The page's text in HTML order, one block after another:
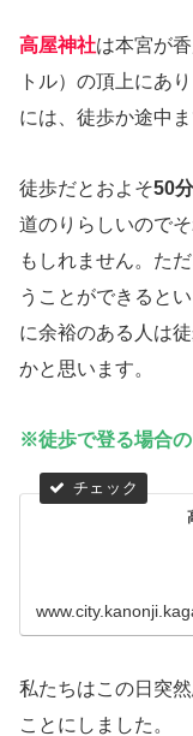
高屋神社は本宮が
トル）の頂上にあ
には、徒歩か途中
徒歩だとおよそ50分
道のりらしいので
もしれません。た
うことができると
に余裕のある人は
かと思います。
※徒歩で登る場合
私たちはこの日突
ことにしました。